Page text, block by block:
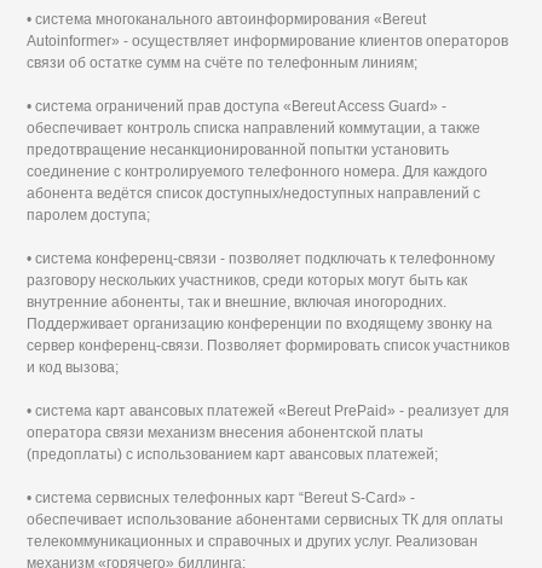
• система многоканального автоинформирования «Bereut
Autoinformer» - осуществляет информирование клиентов операторов
связи об остатке сумм на счёте по телефонным линиям;
• система ограничений прав доступа «Bereut Access Guard» -
обеспечивает контроль списка направлений коммутации, а также
предотвращение несанкционированной попытки установить
соединение с контролируемого телефонного номера. Для каждого
абонента ведётся список доступных/недоступных направлений с
паролем доступа;
• система конференц-связи - позволяет подключать к телефонному
разговору нескольких участников, среди которых могут быть как
внутренние абоненты, так и внешние, включая иногородних.
Поддерживает организацию конференции по входящему звонку на
сервер конференц-связи. Позволяет формировать список участников
и код вызова;
• система карт авансовых платежей «Bereut PrePaid» - реализует для
оператора связи механизм внесения абонентской платы
(предоплаты) с использованием карт авансовых платежей;
• система сервисных телефонных карт “Bereut S-Card» -
обеспечивает использование абонентами сервисных ТК для оплаты
телекоммуникационных и справочных и других услуг. Реализован
механизм «горячего» биллинга;